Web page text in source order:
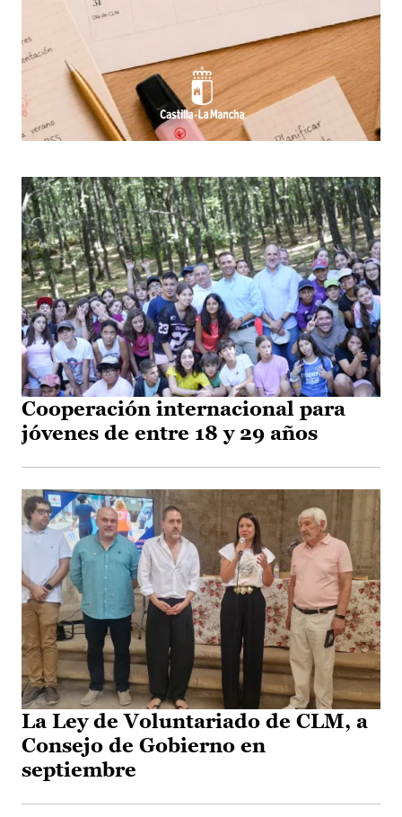
Cooperación internacional para
jóvenes de entre 18 y 29 años
La Ley de Voluntariado de CLM, a
Consejo de Gobierno en
septiembre